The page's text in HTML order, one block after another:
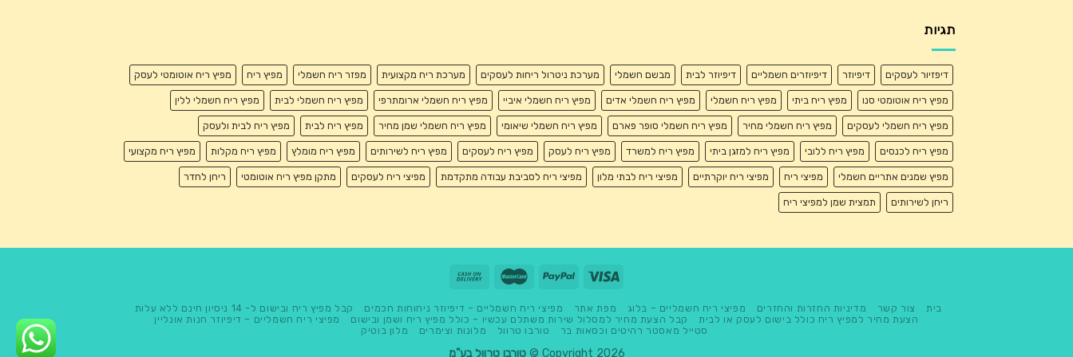
תגיות
דיפזיור לעסקים דיפיוזר דיפיוזרים חשמליים דיפיוזר לבית מבשם חשמלי מערכת ניטרול ריחות לעסקים מערכת ריח מקצועית מפזר ריח חשמלי מפיץ ריח מפיץ ריח אוטומטי לעסק
מפיץ ריח אוטומטי סנו מפיץ ריח ביתי מפיץ ריח חשמלי מפיץ ריח חשמלי אדים מפיץ ריח חשמלי איביי מפיץ ריח חשמלי ארומתרפי מפיץ ריח חשמלי לבית מפיץ ריח חשמלי ללין
מפיץ ריח חשמלי לעסקים מפיץ ריח חשמלי מחיר מפיץ ריח חשמלי סופר פארם מפיץ ריח חשמלי שיאומי מפיץ ריח חשמלי שמן מחיר מפיץ ריח לבית מפיץ ריח לבית ולעסק
מפיץ ריח לכנסים מפיץ ריח ללובי מפיץ ריח למזגן ביתי מפיץ ריח למשרד מפיץ ריח לעסק מפיץ ריח לעסקים מפיץ ריח לשירותים מפיץ ריח מומלץ מפיץ ריח מקלות מפיץ ריח מקצועי
מפיץ שמנים אתריים חשמלי מפיצי ריח מפיצי ריח יוקרתיים מפיצי ריח לבתי מלון מפיצי ריח לסביבת עבודה מתקדמת מפיצי ריח לעסקים מתקן מפיץ ריח אוטומטי ריחן לחדר
ריחן לשירותים תמצית שמן למפיצי ריח
בית צור קשר מדיניות החזרות והחזרים מפיצי ריח חשמליים – בלוג מפת אתר מפיצי ריח חשמליים – דיפיוזר ניחוחות חכמים
קבל מפיץ ריח ובישום ל- 14 ניסיון חינם ללא עלות
הצעת מחיר למפיץ ריח כולל בישום לעסק או לבית
קבל הצעת מחיר למסלול שירות משתלם עכשיו – כולל מפיץ ריח ושמן ובישום
מפיצי ריח חשמליים – דיפיוזר חנות אונליין
סטייל מאסטר רהיטים וכסאות בר
טורבו טרוול מלונות וצימרים מלון בוטיק
Copyright 2026 © טורבו טרוול בע"מ